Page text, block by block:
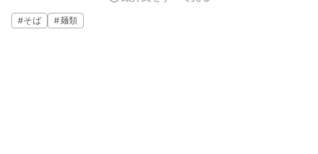
ひお試しくださいね。
#そば #麺類